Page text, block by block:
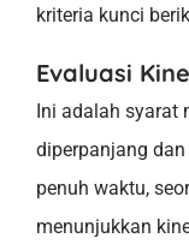
kriteria kunci
Evaluasi
Ini adalah
diperpanjang
penuh waktu,
menunjukkan